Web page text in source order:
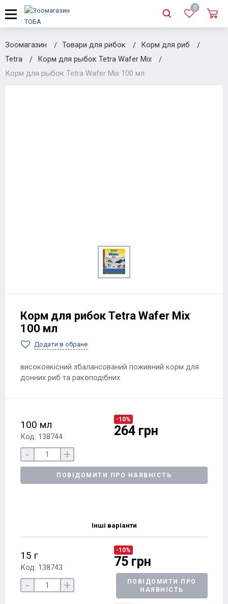
0
Зоомагазин Товари для рибок
Корм для риб
Tetra
Корм для рыбок Tetra Wafer Mix
Корм для рыбок Tetra Wafer Mix 100 мл
Корм для рибок Tetra Wafer Mix
100 мл
Додати в обране
високоякісний збалансований поживний корм для
донних риб та ракоподібних
100 мл
Код: 138744
-10%
264 грн
- +
ПОВІДОМИТИ ПРО НАЯВНІСТЬ
Інші варіанти
15 г
Код: 138743
-10%
75 грн
- +
ПОВІДОМИТИ ПРО
НАЯВНІСТЬ